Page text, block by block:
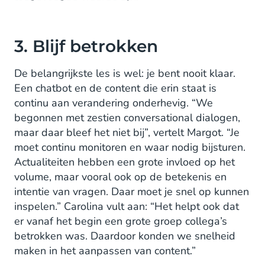
3. Blijf betrokken
De belangrijkste les is wel: je bent nooit klaar.
Een chatbot en de content die erin staat is
continu aan verandering onderhevig. “We
begonnen met zestien conversational dialogen,
maar daar bleef het niet bij”, vertelt Margot. “Je
moet continu monitoren en waar nodig bijsturen.
Actualiteiten hebben een grote invloed op het
volume, maar vooral ook op de betekenis en
intentie van vragen. Daar moet je snel op kunnen
inspelen.” Carolina vult aan: “Het helpt ook dat
er vanaf het begin een grote groep collega’s
betrokken was. Daardoor konden we snelheid
maken in het aanpassen van content.”